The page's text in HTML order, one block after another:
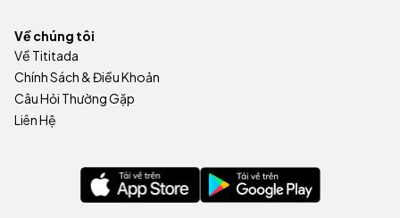
Về chúng tôi
Về Tititada
Chính Sách & Điều Khoản
Câu Hỏi Thường Gặp
Liên Hệ